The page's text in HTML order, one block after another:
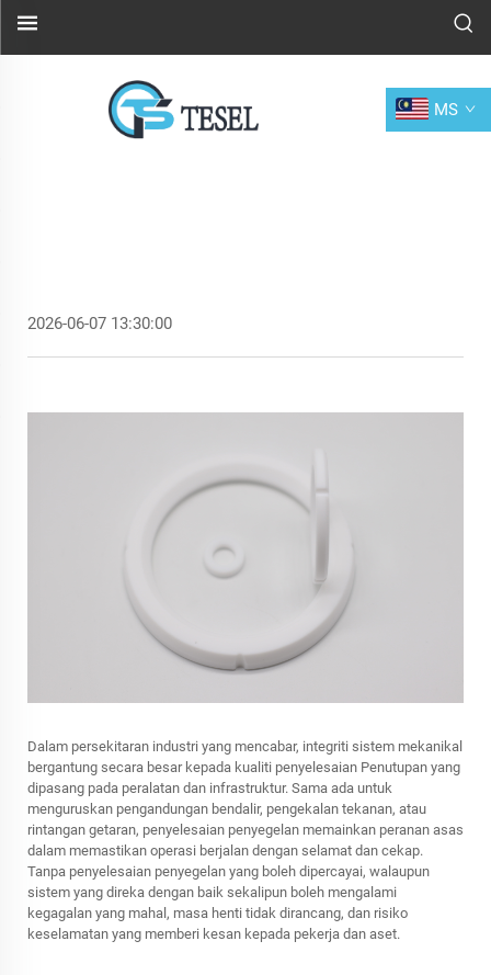
MS
2026-06-07 13:30:00
Dalam persekitaran industri yang mencabar, integriti sistem mekanikal
bergantung secara besar kepada kualiti penyelesaian Penutupan yang
dipasang pada peralatan dan infrastruktur. Sama ada untuk
menguruskan pengandungan bendalir, pengekalan tekanan, atau
rintangan getaran, penyelesaian penyegelan memainkan peranan asas
dalam memastikan operasi berjalan dengan selamat dan cekap.
Tanpa penyelesaian penyegelan yang boleh dipercayai, walaupun
sistem yang direka dengan baik sekalipun boleh mengalami
kegagalan yang mahal, masa henti tidak dirancang, dan risiko
keselamatan yang memberi kesan kepada pekerja dan aset.